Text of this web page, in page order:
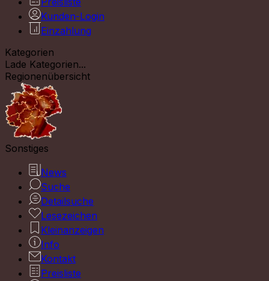
Kunden-Login
Einzahlung
Kategorien
Lade Kategorien...
Regionenübersicht
Sonstiges
News
Suche
Detailsuche
Lesezeichen
Kleinanzeigen
Info
Kontakt
Preisliste